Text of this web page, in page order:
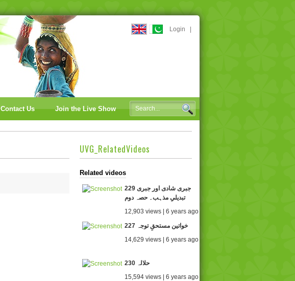
Login
Contact Us Join the Live Show
UVG_RelatedVideos
Related videos
229 جبری شادی اور جبری
تبدیلیِ مذہب۔ حصہ دوم
12,903 views | 6 years ago
227 خواتین مستحقِ توجہ
14,629 views | 6 years ago
230 حلالہ
15,594 views | 6 years ago